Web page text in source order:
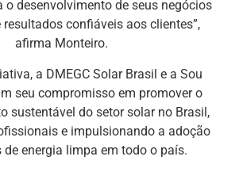
o desenvolvimento de seus negócios
resultados confiáveis aos clientes”,
afirma Monteiro.
a DMEGC Solar Brasil e a Sou
seu compromisso em promover o
sustentável do setor solar no Brasil,
e impulsionando a adoção
de energia limpa em todo o país.